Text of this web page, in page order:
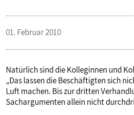
01. Februar 2010
Natürlich sind die Kolleginnen und
„Das lassen die Beschäftigten sich
Luft machen. Bis zur dritten
Sachargumenten allein nicht